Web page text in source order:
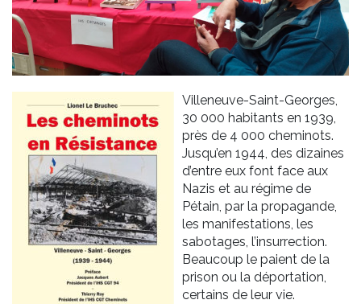
Villeneuve-Saint-Georges,
30 000 habitants en 1939,
près de 4 000 cheminots.
Jusqu’en 1944, des dizaines
d’entre eux font face aux
Nazis et au régime de
Pétain, par la propagande,
les manifestations, les
sabotages, l’insurrection.
Beaucoup le paient de la
prison ou la déportation,
certains de leur vie.